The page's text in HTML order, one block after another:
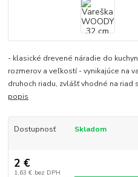
- klasické drevené náradie do
rozmerov a veľkostí - vynikajúce na
druhoch riadu, zvlášť vhodné na riad
popis
Dostupnosť Skladom
2 €
1,63 € bez DPH